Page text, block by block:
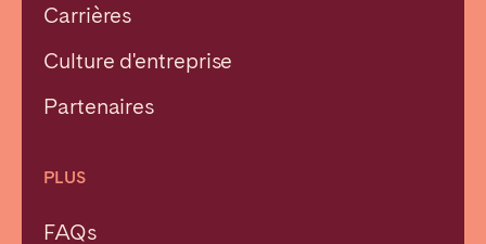
Carrières
Culture d'entreprise
Partenaires
PLUS
FAQs